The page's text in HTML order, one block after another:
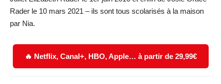
Rader le 10 mars 2021 – ils sont tous scolarisés à la maison
par Nia.
🔥 Netflix, Canal+, HBO, Apple… à partir de 29,99€